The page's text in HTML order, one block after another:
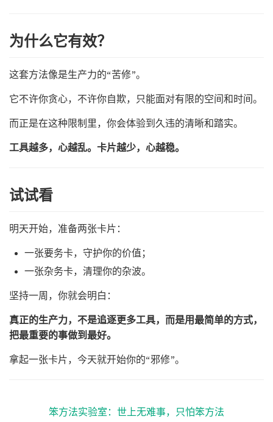
为什么它有效？
这套方法像是生产力的“苦修”。
它不许你贪心，不许你自欺，只能面对有限的空间和时间。
而正是在这种限制里，你会体验到久违的清晰和踏实。
工具越多，心越乱。卡片越少，心越稳。
试试看
明天开始，准备两张卡片：
一张要务卡，守护你的价值；
一张杂务卡，清理你的杂波。
坚持一周，你就会明白：
真正的生产力，不是追逐更多工具，而是用最简单的方式，
把最重要的事做到最好。
拿起一张卡片，今天就开始你的“邪修”。
笨方法实验室：世上无难事，只怕笨方法